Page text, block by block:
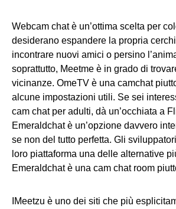
Webcam chat è un’ottima scelta per
desiderano espandere la propria
incontrare nuovi amici o persino
soprattutto, Meetme è in grado di
vicinanze. OmeTV è una camchat
alcune impostazioni utili. Se sei
cam chat per adulti, dà un’occhiata a
Emeraldchat è un’opzione davvero
se non del tutto perfetta. Gli
loro piattaforma una delle alternative
Emeraldchat è una cam chat room
IMeetzu è uno dei siti che più